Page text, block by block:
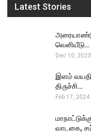
Latest Stories
வெளியீடு…
Dec 10, 2023
இளம்
திருச்சி…
Feb 17, 2024
வாடகை,